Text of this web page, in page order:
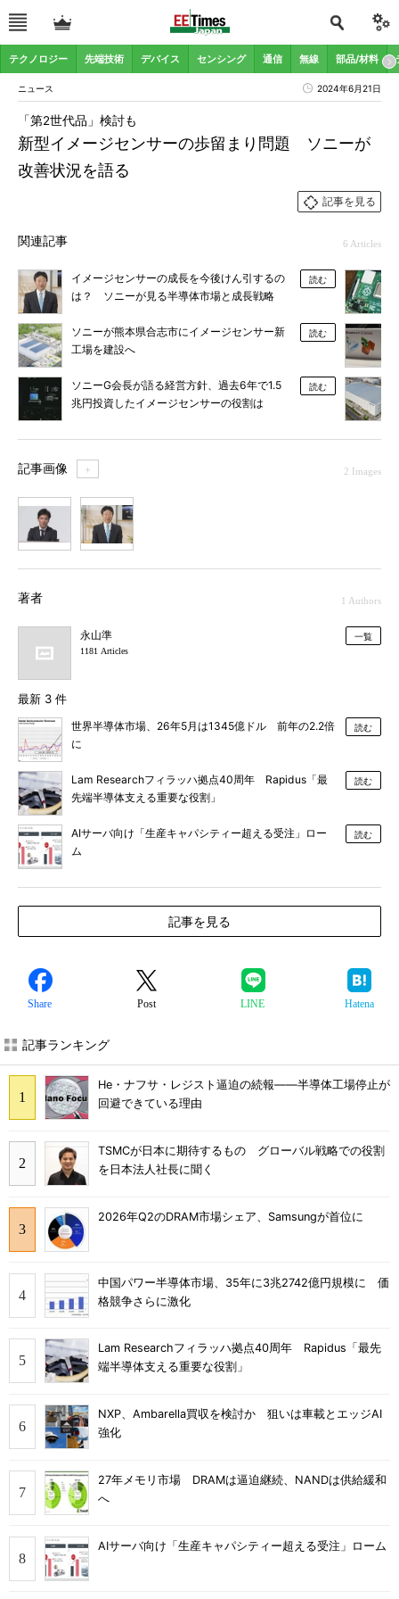
テクノロジー 先端技術 デバイス センシング 通信 無線 部品/材料
ニュース 2024年6月21日
新型イメージセンサーの歩留まり問題 ソニーが
改善状況を語る
「第2世代品」検討も
記事を見る
関連記事 6 Articles
イメージセンサーの成長を今後けん引するの
は？ ソニーが見る半導体市場と成長戦略
読む
ソニーが熊本県合志市にイメージセンサー新
工場を建設へ
読む
ソニーG会長が語る経営方針、過去6年で1.5
兆円投資したイメージセンサーの役割は
読む
記事画像 ＋ 2 Images
著者 1 Authors
永山準
1181 Articles
一覧
最新 3 件
世界半導体市場、26年5月は1345億ドル 前年の2.2倍
に
読む
Lam Researchフィラッハ拠点40周年 Rapidus「最
先端半導体支える重要な役割」
読む
AIサーバ向け「生産キャパシティー超える受注」ロー
ム
読む
記事を見る
Share Post LINE Hatena
記事ランキング
He・ナフサ・レジスト逼迫の続報――半導体工場停止が
回避できている理由
TSMCが日本に期待するもの グローバル戦略での役割
を日本法人社長に聞く
2026年Q2のDRAM市場シェア、Samsungが首位に
中国パワー半導体市場、35年に3兆2742億円規模に 価
格競争さらに激化
Lam Researchフィラッハ拠点40周年 Rapidus「最先
端半導体支える重要な役割」
NXP、Ambarella買収を検討か 狙いは車載とエッジAI
強化
27年メモリ市場 DRAMは逼迫継続、NANDは供給緩和
へ
AIサーバ向け「生産キャパシティー超える受注」ローム